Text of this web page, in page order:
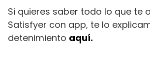
Si quieres saber todo lo que te
Satisfyer con app, te lo
detenimiento aquí.